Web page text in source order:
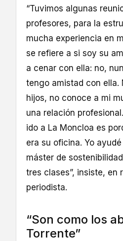
“Tuvimos algunas
profesores, para la
mucha experiencia en
se refiere a si soy su
a cenar con ella: no,
tengo amistad con ella.
hijos, no conoce a mi
una relación
ido a La Moncloa es
era su oficina. Yo
máster de
tres clases”, insiste, en
periodista.
“Son como los
Torrente”